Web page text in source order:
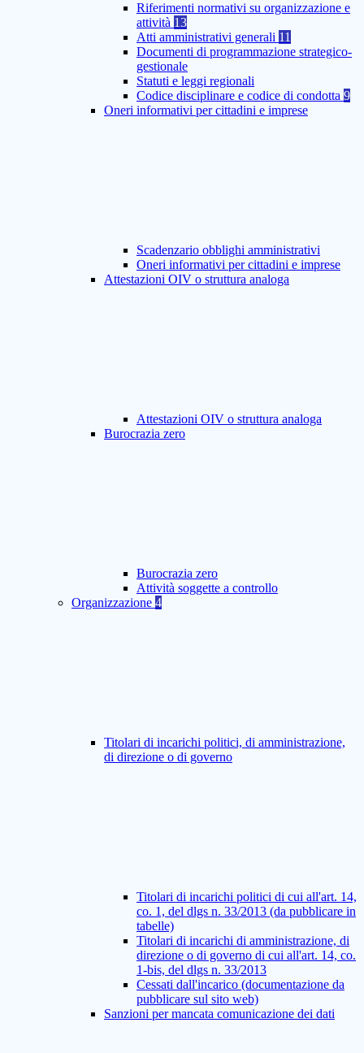
Riferimenti normativi su organizzazione e
attività 13
Atti amministrativi generali 11
Documenti di programmazione strategico-
gestionale
Statuti e leggi regionali
Codice disciplinare e codice di condotta 9
Oneri informativi per cittadini e imprese
Scadenzario obblighi amministrativi
Oneri informativi per cittadini e imprese
Attestazioni OIV o struttura analoga
Attestazioni OIV o struttura analoga
Burocrazia zero
Burocrazia zero
Attività soggette a controllo
Organizzazione 4
Titolari di incarichi politici, di amministrazione,
di direzione o di governo
Titolari di incarichi politici di cui all'art. 14,
co. 1, del dlgs n. 33/2013 (da pubblicare in
tabelle)
Titolari di incarichi di amministrazione, di
direzione o di governo di cui all'art. 14, co.
1-bis, del dlgs n. 33/2013
Cessati dall'incarico (documentazione da
pubblicare sul sito web)
Sanzioni per mancata comunicazione dei dati